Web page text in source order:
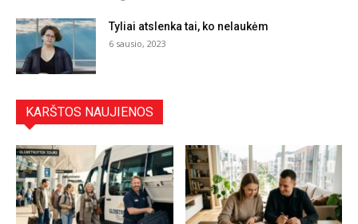
Tyliai atslenka tai, ko nelaukėm
6 sausio, 2023
KARŠTOS NAUJIENOS